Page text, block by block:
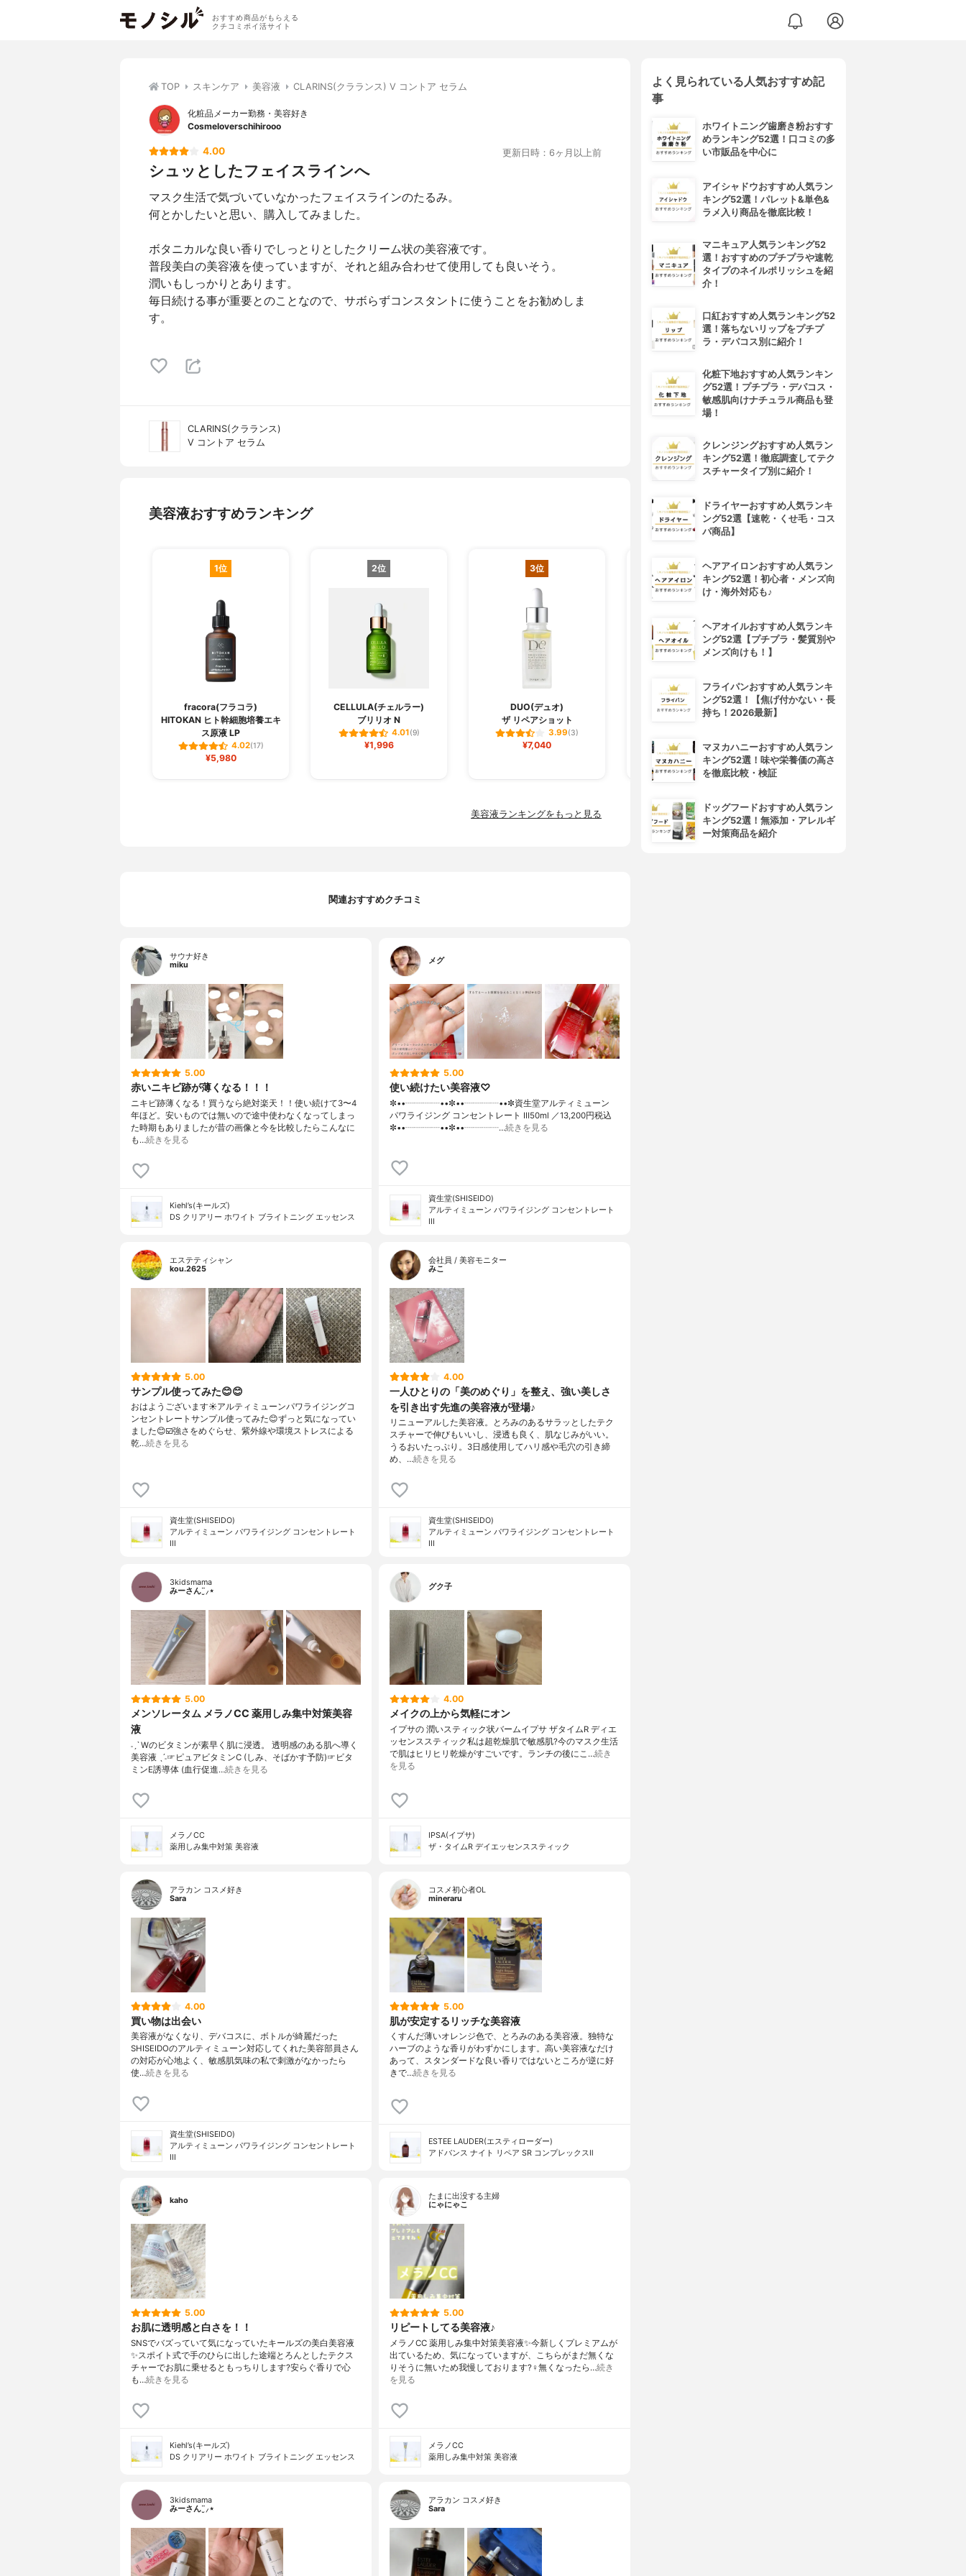
おすすめ商品がもらえる
クチコミポイ活サイト
TOP スキンケア 美容液 CLARINS(クラランス) V コントア セラム
化粧品メーカー勤務・美容好き
Cosmeloverschihirooo
4.00 更新日時：6ヶ月以上前
シュッとしたフェイスラインへ
マスク生活で気づいていなかったフェイスラインのたるみ。
何とかしたいと思い、購入してみました。
ボタニカルな良い香りでしっとりとしたクリーム状の美容液です。
普段美白の美容液を使っていますが、それと組み合わせて使用しても良いそう。
潤いもしっかりとあります。
毎日続ける事が重要とのことなので、サボらずコンスタントに使うことをお勧めしま
す。
CLARINS(クラランス)
V コントア セラム
美容液おすすめランキング
1位
fracora(フラコラ)
HITOKAN ヒト幹細胞培養エキ
ス原液 LP
4.02(17)
¥5,980
2位
CELLULA(チェルラー)
ブリリオ N
4.01(9)
¥1,996
3位
DUO(デュオ)
ザ リペアショット
3.99(3)
¥7,040
4位
フレイスラボ
フレイスラボ FLAIS LABO ホ
3.99
¥3,278
LANCOME(ランコム)
美容液ランキングをもっと見る
関連おすすめクチコミ
サウナ好き
miku
5.00
赤いニキビ跡が薄くなる！！！
ニキビ跡薄くなる！買うなら絶対楽天！！使い続けて3〜4
年ほど。安いものでは無いので途中使わなくなってしまっ
た時期もありましたが昔の画像と今を比較したらこんなに
も…続きを見る
Kiehl’s(キールズ)
DS クリアリー ホワイト ブライトニング エッセンス
メグ
5.00
使い続けたい美容液♡
✼••┈┈┈┈••✼••┈┈┈┈••✼資生堂アルティミューン
パワライジング コンセントレート Ⅲ50ml ／13,200円税込
✼••┈┈┈┈••✼••┈┈┈┈…続きを見る
資生堂(SHISEIDO)
アルティミューン パワライジング コンセントレート
III
エステティシャン
kou.2625
5.00
サンプル使ってみた😊😊
おはようございます☀アルティミューンパワライジングコ
ンセントレートサンプル使ってみた😊ずっと気になってい
ました😊☑️強さをめぐらせ、紫外線や環境ストレスによる
乾…続きを見る
資生堂(SHISEIDO)
アルティミューン パワライジング コンセントレート
III
会社員 / 美容モニター
みこ
4.00
一人ひとりの「美のめぐり」を整え、強い美しさ
を引き出す先進の美容液が登場♪
リニューアルした美容液。とろみのあるサラッとしたテク
スチャーで伸びもいいし、浸透も良く、肌なじみがいい。
うるおいたっぷり。3日感使用してハリ感や毛穴の引き締
め、…続きを見る
資生堂(SHISEIDO)
アルティミューン パワライジング コンセントレート
III
3kidsmama
みーさん¨̮⸝⋆
5.00
メンソレータム メラノCC 薬用しみ集中対策美容
液
˗ˏˋ Wのビタミンが素早く肌に浸透。 透明感のある肌へ導く
美容液 ˎˊ˗☞ピュアビタミンC (しみ、そばかす予防)☞ビタ
ミンE誘導体 (血行促進…続きを見る
メラノCC
薬用しみ集中対策 美容液
グク子
4.00
メイクの上から気軽にオン
イプサの 潤いスティック状バームイプサ ザタイムR ディエ
ッセンススティック私は超乾燥肌で敏感肌?今のマスク生活
で肌はヒリヒリ乾燥がすごいです。ランチの後にこ…続き
を見る
IPSA(イプサ)
ザ・タイムR デイエッセンススティック
アラカン コスメ好き
Sara
4.00
買い物は出会い
美容液がなくなり、デバコスに、ボトルが綺麗だった
SHISEIDOのアルティミューン対応してくれた美容部員さん
の対応が心地よく、敏感肌気味の私で刺激がなかったら
使…続きを見る
資生堂(SHISEIDO)
アルティミューン パワライジング コンセントレート
III
コスメ初心者OL
mineraru
5.00
肌が安定するリッチな美容液
くすんだ薄いオレンジ色で、とろみのある美容液。独特な
ハーブのような香りがわずかにします。高い美容液なだけ
あって、スタンダードな良い香りではないところが逆に好
きで…続きを見る
ESTEE LAUDER(エスティローダー)
アドバンス ナイト リペア SR コンプレックスⅡ
kaho
5.00
お肌に透明感と白さを！！
SNSでバズっていて気になっていたキールズの美白美容液
✨スポイト式で手のひらに出した途端とろんとしたテクス
チャーでお肌に乗せるともっちりします?安らぐ香りで心
も…続きを見る
Kiehl’s(キールズ)
DS クリアリー ホワイト ブライトニング エッセンス
たまに出没する主婦
にゃにゃこ
5.00
リピートしてる美容液♪
メラノCC 薬用しみ集中対策美容液✨今新しくプレミアムが
出ているため、気になっていますが、こちらがまだ無くな
りそうに無いため我慢しております?‍♀️無くなったら…続き
を見る
メラノCC
薬用しみ集中対策 美容液
3kidsmama
みーさん¨̮⸝⋆
アラカン コスメ好き
Sara
よく見られている人気おすすめ記
事
ホワイトニング歯磨き粉おすす
めランキング52選！口コミの多
い市販品を中心に
アイシャドウおすすめ人気ラン
キング52選！パレット&単色&
ラメ入り商品を徹底比較！
マニキュア人気ランキング52
選！おすすめのプチプラや速乾
タイプのネイルポリッシュを紹
介！
口紅おすすめ人気ランキング52
選！落ちないリップをプチプ
ラ・デパコス別に紹介！
化粧下地おすすめ人気ランキン
グ52選！プチプラ・デパコス・
敏感肌向けナチュラル商品も登
場！
クレンジングおすすめ人気ラン
キング52選！徹底調査してテク
スチャータイプ別に紹介！
ドライヤーおすすめ人気ランキ
ング52選【速乾・くせ毛・コス
パ商品】
ヘアアイロンおすすめ人気ラン
キング52選！初心者・メンズ向
け・海外対応も♪
ヘアオイルおすすめ人気ランキ
ング52選【プチプラ・髪質別や
メンズ向けも！】
フライパンおすすめ人気ランキ
ング52選！【焦げ付かない・長
持ち！2026最新】
マヌカハニーおすすめ人気ラン
キング52選！味や栄養価の高さ
を徹底比較・検証
ドッグフードおすすめ人気ラン
キング52選！無添加・アレルギ
ー対策商品を紹介